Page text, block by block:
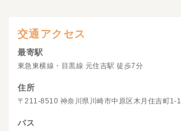
交通アクセス
最寄駅
東急東横線・目黒線 元住吉駅 徒歩7分
住所
〒211-8510 神奈川県川崎市中原区木月住吉町1-1
バス